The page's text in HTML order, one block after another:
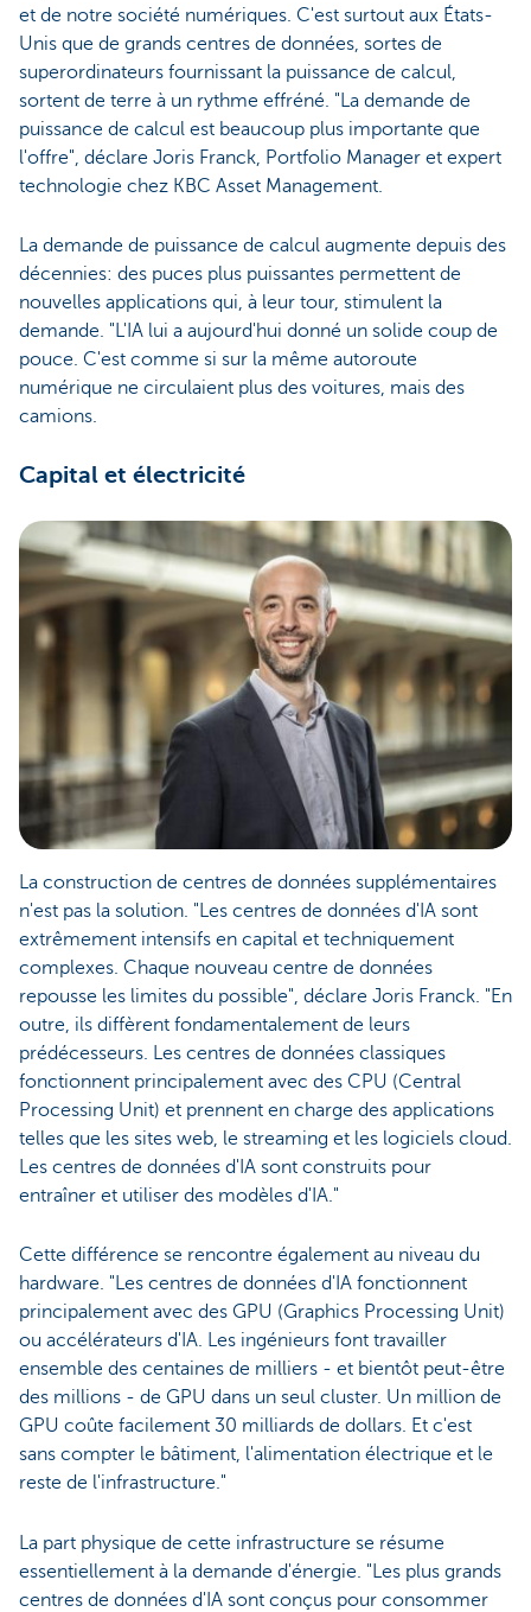
et de notre société numériques. C'est surtout aux États-
Unis que de grands centres de données, sortes de
superordinateurs fournissant la puissance de calcul,
sortent de terre à un rythme effréné. "La demande de
puissance de calcul est beaucoup plus importante que
l'offre", déclare Joris Franck, Portfolio Manager et expert
technologie chez KBC Asset Management.
La demande de puissance de calcul augmente depuis des
décennies: des puces plus puissantes permettent de
nouvelles applications qui, à leur tour, stimulent la
demande. "L'IA lui a aujourd'hui donné un solide coup de
pouce. C'est comme si sur la même autoroute
numérique ne circulaient plus des voitures, mais des
camions.
Capital et électricité
La construction de centres de données supplémentaires
n'est pas la solution. "Les centres de données d'IA sont
extrêmement intensifs en capital et techniquement
complexes. Chaque nouveau centre de données
repousse les limites du possible", déclare Joris Franck. "En
outre, ils diffèrent fondamentalement de leurs
prédécesseurs. Les centres de données classiques
fonctionnent principalement avec des CPU (Central
Processing Unit) et prennent en charge des applications
telles que les sites web, le streaming et les logiciels cloud.
Les centres de données d'IA sont construits pour
entraîner et utiliser des modèles d'IA."
Cette différence se rencontre également au niveau du
hardware. "Les centres de données d'IA fonctionnent
principalement avec des GPU (Graphics Processing Unit)
ou accélérateurs d'IA. Les ingénieurs font travailler
ensemble des centaines de milliers - et bientôt peut-être
des millions - de GPU dans un seul cluster. Un million de
GPU coûte facilement 30 milliards de dollars. Et c'est
sans compter le bâtiment, l'alimentation électrique et le
reste de l'infrastructure."
La part physique de cette infrastructure se résume
essentiellement à la demande d'énergie. "Les plus grands
centres de données d'IA sont conçus pour consommer